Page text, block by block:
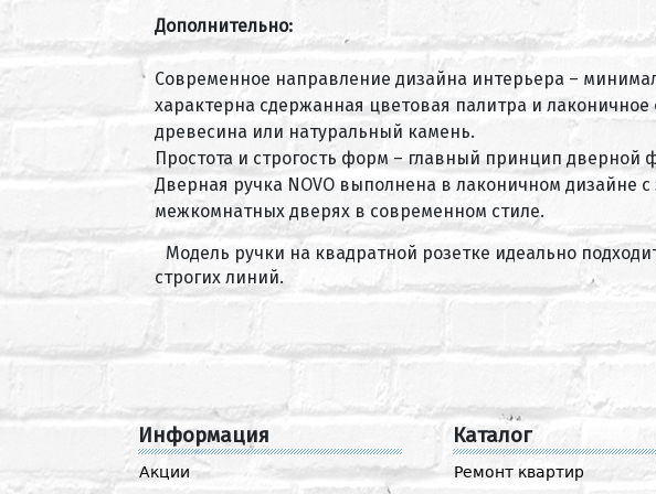
Дополнительно:
Современное направление дизайна интерьера –
характерна сдержанная цветовая палитра и
древесина или натуральный камень.
Простота и строгость форм – главный принцип
Дверная ручка NOVO выполнена в лаконичном дизайне
межкомнатных дверях в современном стиле.
Модель ручки на квадратной розетке идеально
строгих линий.
Информация
Акции
Каталог
Ремонт квартир